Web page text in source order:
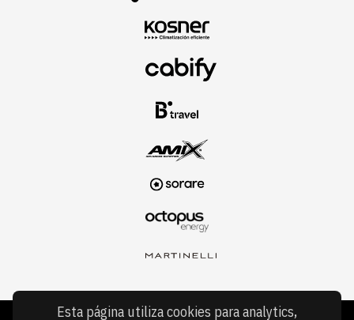
Esta página utiliza cookies para analytics,